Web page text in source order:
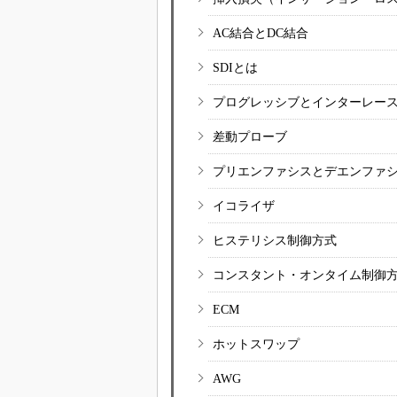
AC結合とDC結合
SDIとは
プログレッシブとインターレース
差動プローブ
プリエンファシスとデエンファ
イコライザ
ヒステリシス制御方式
コンスタント・オンタイム制御
ECM
ホットスワップ
AWG